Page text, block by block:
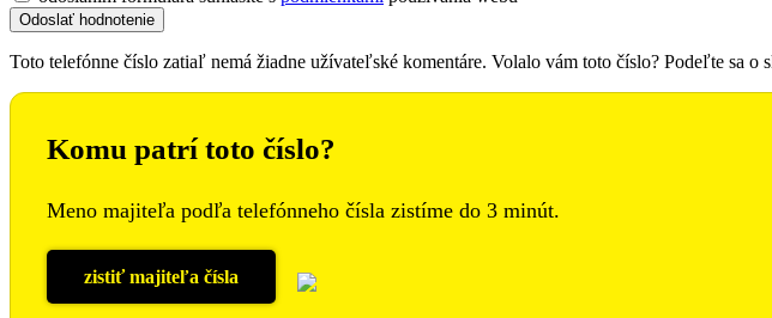
Toto telefónne číslo zatiaľ nemá žiadne užívateľské komentáre. Volalo vám toto číslo? Podeľte sa
Komu patrí toto číslo?
Meno majiteľa podľa telefónneho čísla zistíme do 3 minút.
zistiť majiteľa čísla